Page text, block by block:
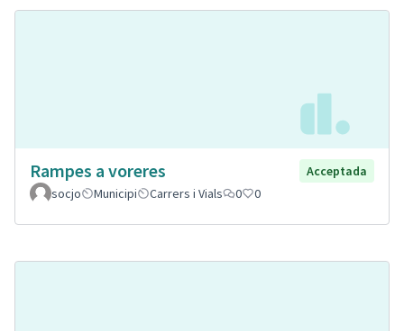
Rampes a voreres
Acceptada
socjo
Municipi Carrers i Vials 0 0